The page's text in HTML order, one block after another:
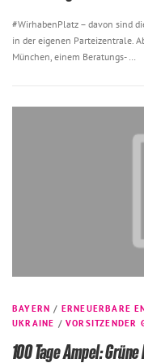
#WirhabenPlatz – davon sind
in der eigenen Parteizentrale.
München, einem Beratungs- …
BAYERN / ERNEUERBARE
UKRAINE /VORSITZENDER
100 Tage Ampel: